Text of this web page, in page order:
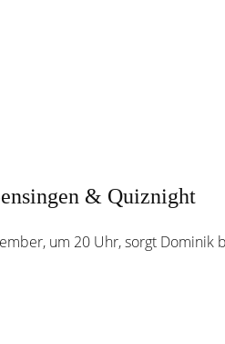
& Quiznight
um 20 Uhr, sorgt